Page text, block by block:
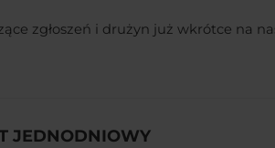
zgłoszeń i drużyn już wkrótce na
JEDNODNIOWY